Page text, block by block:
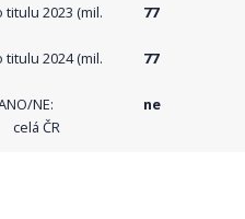
2023 (mil.
77
2024 (mil.
77
NE:
ne
celá ČR